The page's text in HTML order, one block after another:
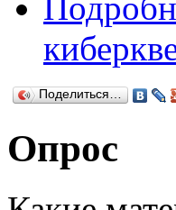
Поделиться…
Опрос